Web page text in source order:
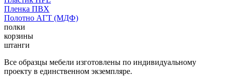
Пленка ПВХ
Полотно АГТ (МДФ)
полки
корзины
штанги
Все образцы мебели изготовлены по индивидуальному
проекту в единственном экземпляре.